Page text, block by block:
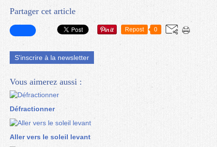
Partager cet article
Repost 0
S'inscrire à la newsletter
Vous aimerez aussi :
Défractionner
Aller vers le soleil levant